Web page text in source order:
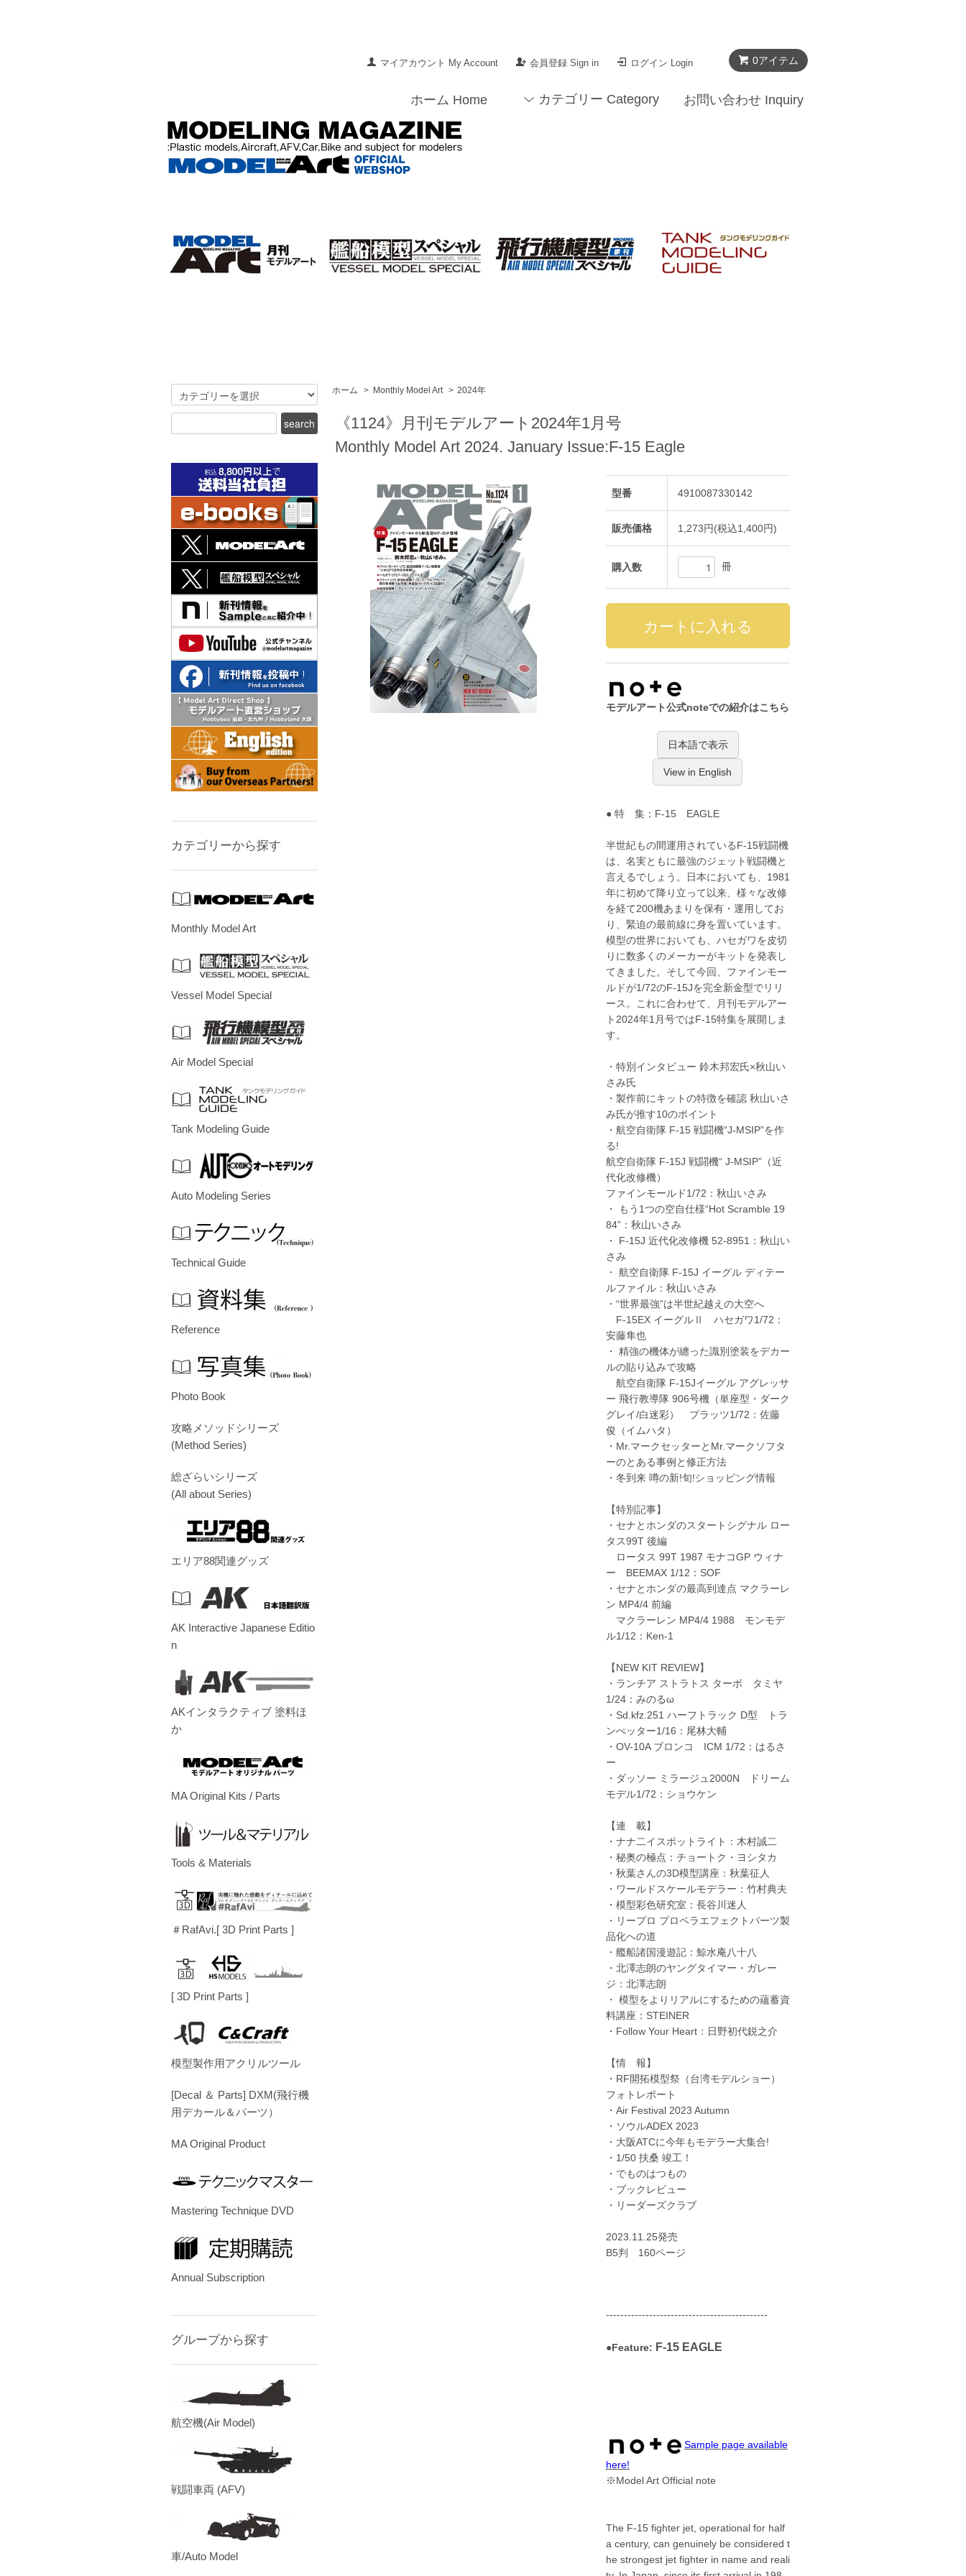
0アイテム
マイアカウント My Account 会員登録 Sign in ログイン Login
ホーム Home カテゴリー Category お問い合わせ Inquiry
ホーム > Monthly Model Art > 2024年
《1124》月刊モデルアート2024年1月号
Monthly Model Art 2024. January Issue:F-15 Eagle
型番 4910087330142
販売価格 1,273円(税込1,400円)
購入数 冊
モデルアート公式noteでの紹介はこちら
日本語で表示
View in English
● 特 集：F-15 EAGLE
半世紀もの間運用されているF-15戦闘機
は、名実ともに最強のジェット戦闘機と
言えるでしょう。日本においても、1981
年に初めて降り立って以来、様々な改修
を経て200機あまりを保有・運用してお
り、緊迫の最前線に身を置いています。
模型の世界においても、ハセガワを皮切
りに数多くのメーカーがキットを発表し
てきました。そして今回、ファインモー
ルドが1/72のF-15Jを完全新金型でリリ
ース。これに合わせて、月刊モデルアー
ト2024年1月号ではF-15特集を展開しま
す。
・特別インタビュー 鈴木邦宏氏×秋山い
さみ氏
・製作前にキットの特徴を確認 秋山いさ
み氏が推す10のポイント
・航空自衛隊 F-15 戦闘機“J-MSIP”を作
る!
航空自衛隊 F-15J 戦闘機“ J-MSIP”（近
代化改修機）
ファインモールド1/72：秋山いさみ
・ もう1つの空自仕様“Hot Scramble 19
84”：秋山いさみ
・ F-15J 近代化改修機 52-8951：秋山い
さみ
・ 航空自衛隊 F-15J イーグル ディテー
ルファイル：秋山いさみ
・“世界最強”は半世紀越えの大空へ
F-15EX イーグルⅡ ハセガワ1/72：
安藤隼也
・ 精強の機体が纏った識別塗装をデカー
ルの貼り込みで攻略
航空自衛隊 F-15Jイーグル アグレッサ
ー 飛行教導隊 906号機（単座型・ダーク
グレイ/白迷彩） プラッツ1/72：佐藤
俊（イムハタ）
・Mr.マークセッターとMr.マークソフタ
ーのとある事例と修正方法
・冬到来 噂の新!旬!ショッピング情報
【特別記事】
・セナとホンダのスタートシグナル ロー
タス99T 後編
ロータス 99T 1987 モナコGP ウィナ
ー BEEMAX 1/12：SOF
・セナとホンダの最高到達点 マクラーレ
ン MP4/4 前編
マクラーレン MP4/4 1988 モンモデ
ル1/12：Ken-1
【NEW KIT REVIEW】
・ランチア ストラトス ターボ タミヤ
1/24：みのるω
・Sd.kfz.251 ハーフトラック D型 トラ
ンぺッター1/16：尾林大輔
・OV-10A ブロンコ ICM 1/72：はるさ
ー
・ダッソー ミラージュ2000N ドリーム
モデル1/72：ショウケン
【連 載】
・ナナ二イスポットライト：木村誠二
・秘奥の極点：チョートク・ヨシタカ
・秋葉さんの3D模型講座：秋葉征人
・ワールドスケールモデラー：竹村典夫
・模型彩色研究室：長谷川迷人
・リープロ プロペラエフェクトパーツ製
品化への道
・艦船諸国漫遊記：鯨水庵八十八
・北澤志朗のヤングタイマー・ガレー
ジ：北澤志朗
・ 模型をよりリアルにするための蘊蓄資
料講座：STEINER
・Follow Your Heart：日野初代鋭之介
【情 報】
・RF開拓模型祭（台湾モデルショー）
フォトレポート
・Air Festival 2023 Autumn
・ソウルADEX 2023
・大阪ATCに今年もモデラー大集合!
・1/50 扶桑 竣工！
・でものはつもの
・ブックレビュー
・リーダーズクラブ
2023.11.25発売
B5判 160ページ
---------------------------------------------
●Feature: F-15 EAGLE
Sample page available
here!
※Model Art Official note
The F-15 fighter jet, operational for half
a century, can genuinely be considered t
he strongest jet fighter in name and reali
カテゴリーから探す
Monthly Model Art
Vessel Model Special
Air Model Special
Tank Modeling Guide
Auto Modeling Series
Technical Guide
Reference
Photo Book
攻略メソッドシリーズ
(Method Series)
総ざらいシリーズ
(All about Series)
エリア88関連グッズ
AK Interactive Japanese Editio
n
AKインタラクティブ 塗料ほ
か
MA Original Kits / Parts
Tools & Materials
＃RafAvi.[ 3D Print Parts ]
[ 3D Print Parts ]
模型製作用アクリルツール
[Decal ＆ Parts] DXM(飛行機
用デカール＆パーツ）
MA Original Product
Mastering Technique DVD
Annual Subscription
グループから探す
航空機(Air Model)
戦闘車両 (AFV)
車/Auto Model